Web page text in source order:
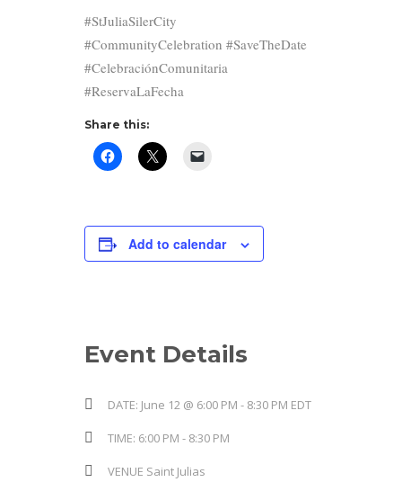
#StJuliaSilerCity
#CommunityCelebration #SaveTheDate
#CelebraciónComunitaria
#ReservaLaFecha
Share this:
Add to calendar
Event Details
DATE: June 12 @ 6:00 PM - 8:30 PM EDT
TIME: 6:00 PM - 8:30 PM
VENUE Saint Julias